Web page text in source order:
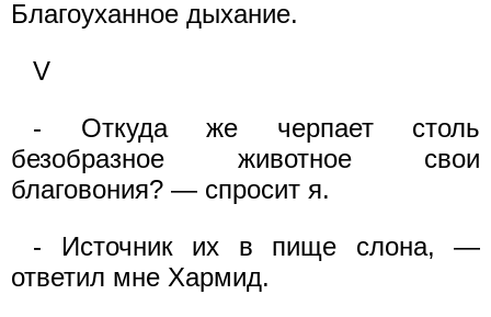
Благоуханное дыхание.
V
- Откуда же черпает столь
безобразное животное свои
благовония? — спросит я.
- Источник их в пище слона, —
ответил мне Хармид.